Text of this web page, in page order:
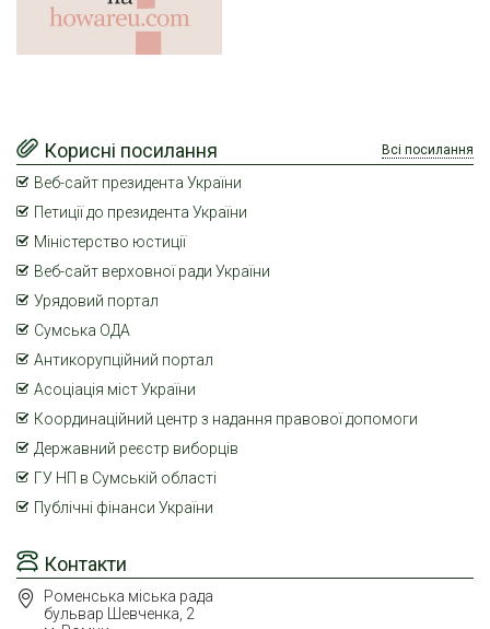
Контакти
Роменська міська рада
бульвар Шевченка, 2
Корисні посилання Всі посилання
Веб-сайт президента України
Петиції до президента України
Міністерство юстиції
Веб-сайт верховної ради України
Урядовий портал
Сумська ОДА
Антикорупційний портал
Асоціація міст України
Координаційний центр з надання правової допомоги
Державний реєстр виборців
ГУ НП в Сумській області
Публічні фінанси України